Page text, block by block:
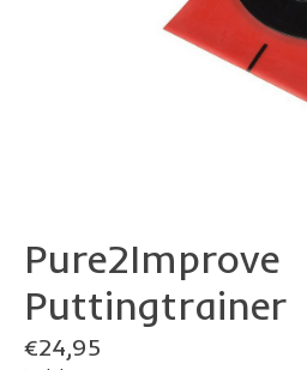
Pure2Improve
Puttingtrainer
€24,95